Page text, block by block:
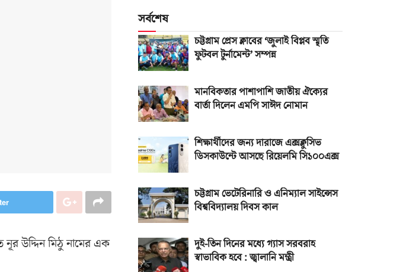
নূর উদ্দিন মিঠু নামের এক
সর্বশেষ
চট্টগ্রাম প্রেস ক্লাবের ‘জুলাই বিপ্লব স্মৃতি
ফুটবল টুর্নামেন্ট’ সম্পন্ন
মানবিকতার পাশাপাশি জাতীয় ঐক্যের
বার্তা দিলেন এমপি সাঈদ নোমান
শিক্ষার্থীদের জন্য দারাজে এক্সক্লুসিভ
ডিসকাউন্টে আসছে রিয়েলমি সি১০০এক্স
চট্টগ্রাম ভেটেরিনারি ও এনিম্যাল সাইন্সেস
বিশ্ববিদ্যালয় দিবস কাল
দুই-তিন দিনের মধ্যে গ্যাস সরবরাহ
স্বাভাবিক হবে : জ্বালানি মন্ত্রী